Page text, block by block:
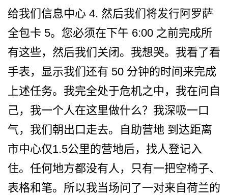
给我们信息中心 4. 然后我们将发行阿罗萨
全包卡 5。您必须在下午 6:00 之前完成所
有这些，然后我们­关闭。我想哭。我看了看
手表，显示我们还有 50 分钟的时间来完成
上述任务。­我完全处于危机之中，我在问自
己，我一个人在这里做­什么？我深吸一口
气，我们朝出口走去。自助营地 到达距离
市中心仅1.5公里的营地后，找人登­记入
住。任何地方都没有人，只有一把空椅子、
表格和­笔。所以我当场问了一对来自荷兰的